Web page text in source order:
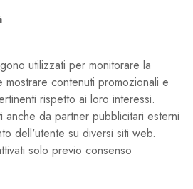
utilizzati per monitorare la
contenuti promozionali e
rispetto ai loro interessi.
anche da partner pubblicitari esterni
dell'utente su diversi siti web.
solo previo consenso